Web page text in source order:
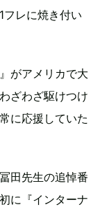
フレに焼き付い
がアメリカで大
ざわざ駆けつけ
に応援していた
田先生の追悼番
に『インターナ